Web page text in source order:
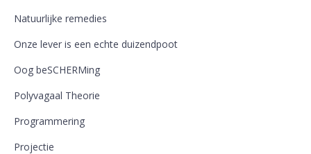
Natuurlijke remedies
Onze lever is een echte duizendpoot
Oog beSCHERMing
Polyvagaal Theorie
Programmering
Projectie